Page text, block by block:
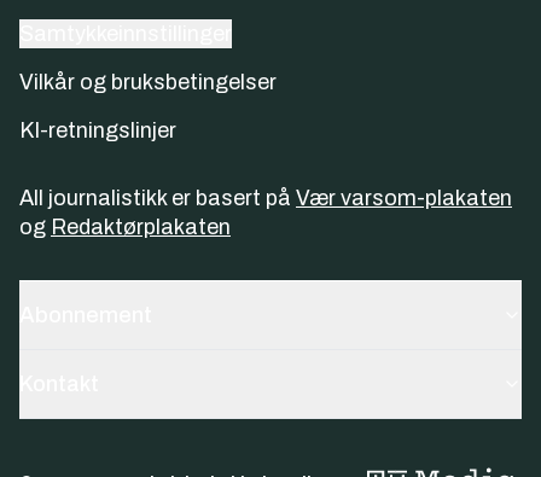
Vilkår og bruksbetingelser
KI-retningslinjer
All journalistikk er basert på Vær varsom-plakaten
og Redaktørplakaten